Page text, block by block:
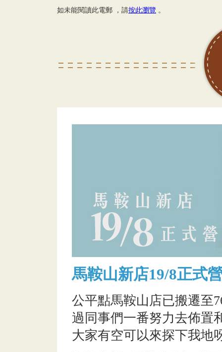
如未能閱讀此電郵 ，請按此瀏覽 。
馬鞍山新店19/8正式
公平點馬鞍山店已搬遷至
過同事們一番努力去佈置
大家有空可以來探下我地